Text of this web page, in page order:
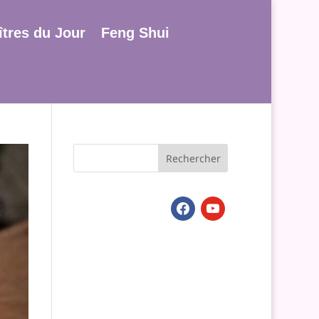
du Jour Feng Shui
facebook
youtube